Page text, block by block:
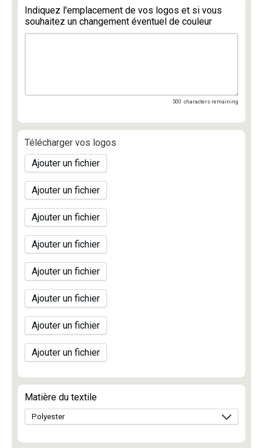
Indiquez l'emplacement de vos logos et si vous
souhaitez un changement éventuel de couleur
500 characters remaining
Télécharger vos logos
Ajouter un fichier
Ajouter un fichier
Ajouter un fichier
Ajouter un fichier
Ajouter un fichier
Ajouter un fichier
Ajouter un fichier
Ajouter un fichier
Matière du textile